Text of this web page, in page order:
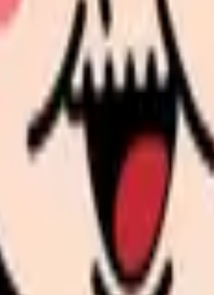
。
見えません。職場に関する詳しい情
整理できます
れ体制を見直し、早期離職の再発を減